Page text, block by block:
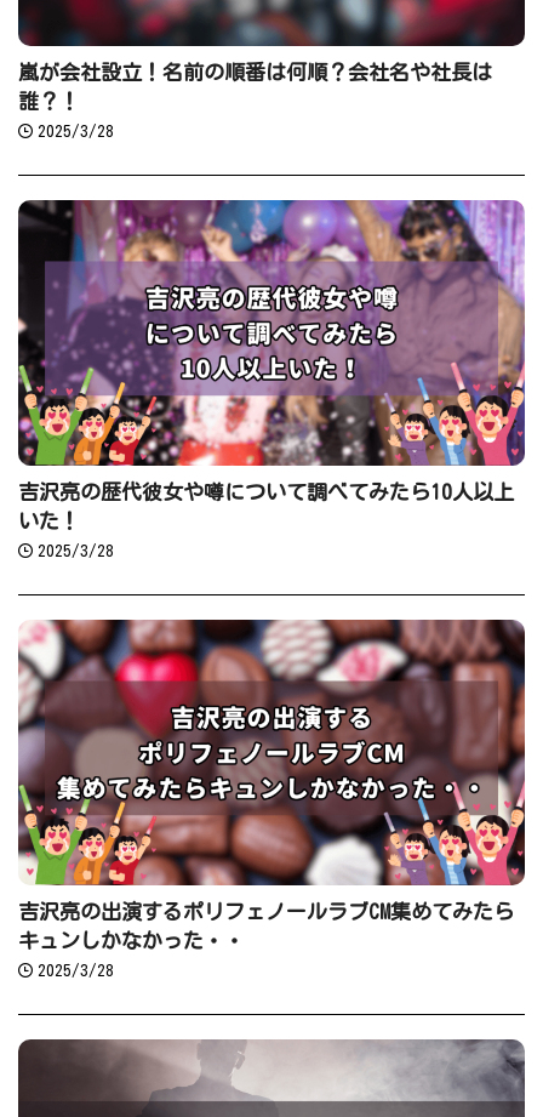
嵐が会社設立！名前の順番は何順？会社名や社長は
誰？！
2025/3/28
吉沢亮の歴代彼女や噂について調べてみたら10人以上
いた！
2025/3/28
吉沢亮の出演するポリフェノールラブCM集めてみたら
キュンしかなかった・・
2025/3/28